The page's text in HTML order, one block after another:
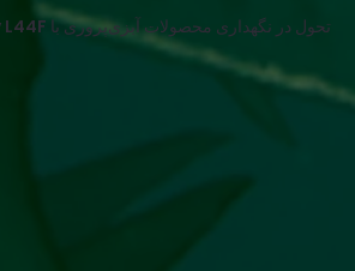
تحول در نگهداری محصولات آبزی‌پروری با Miracle Everyday L44F